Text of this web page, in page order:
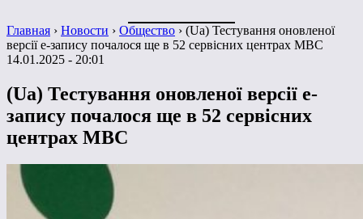
Главная › Новости › Общество › (Ua) Тестування оновленої
версії е-запису почалося ще в 52 сервісних центрах МВС
14.01.2025 - 20:01
(Ua) Тестування оновленої версії е-
запису почалося ще в 52 сервісних
центрах МВС